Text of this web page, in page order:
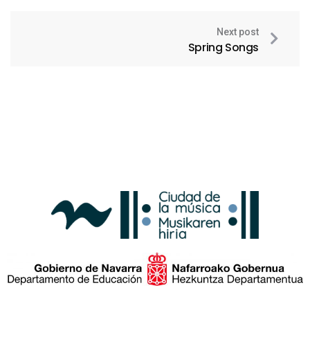
Next post
Spring Songs